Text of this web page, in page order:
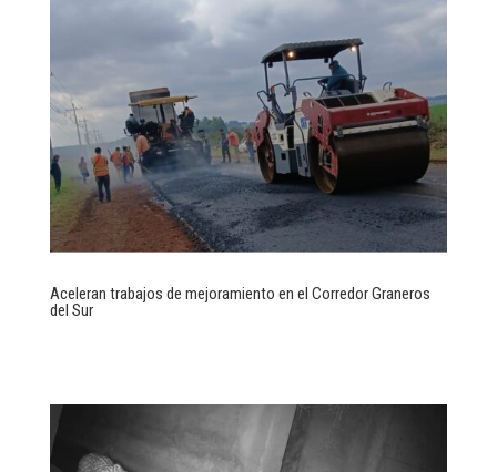
Aceleran trabajos de mejoramiento en el Corredor Graneros
del Sur